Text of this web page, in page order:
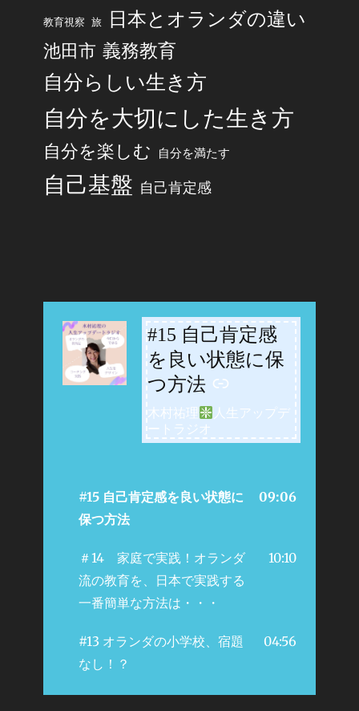
教育視察 旅 日本とオランダの違い
池田市 義務教育
自分らしい生き方
自分を大切にした生き方
自分を楽しむ 自分を満たす
自己基盤 自己肯定感
#15 自己肯定感
を良い状態に保
つ方法
-
木村祐理
人生アップデ
ートラジオ
#15 自己肯定感を良い状態に
保つ方法
09:06
＃14 家庭で実践！オランダ
流の教育を、日本で実践する
一番簡単な方法は・・・
10:10
#13 オランダの小学校、宿題
なし！？
04:56